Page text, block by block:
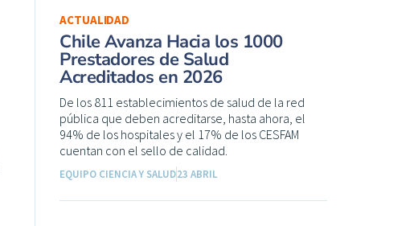
ACTUALIDAD
Chile Avanza Hacia los 1000
Prestadores de Salud
Acreditados en 2026
De los 811 establecimientos de salud de la red
pública que deben acreditarse, hasta ahora, el
94% de los hospitales y el 17% de los CESFAM
cuentan con el sello de calidad.
EQUIPO CIENCIA Y SALUD23 ABRIL